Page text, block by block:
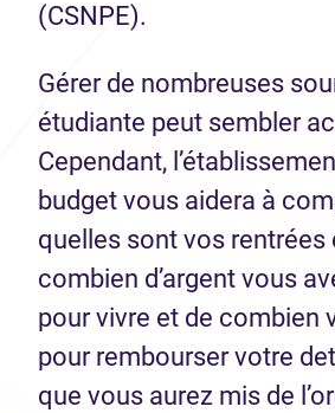
(CSNPE).
Gérer de nombreuses
étudiante peut sembler
Cependant,
budget vous aidera à
quelles sont vos rentrées
combien d’argent vous
pour vivre et de combien
pour rembourser votre
que vous aurez mis de